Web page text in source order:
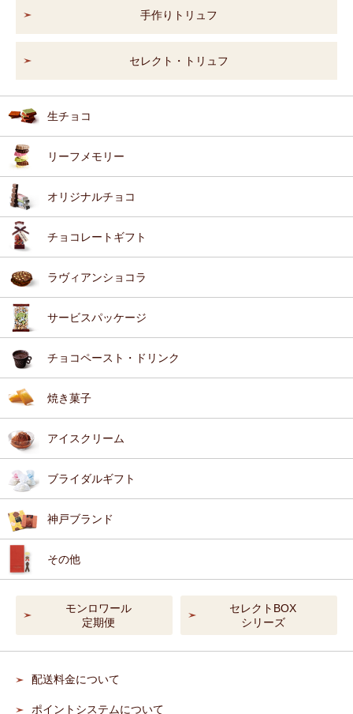
手作りトリュフ
セレクト・トリュフ
生チョコ
リーフメモリー
オリジナルチョコ
チョコレートギフト
ラヴィアンショコラ
サービスパッケージ
チョコペースト・ドリンク
焼き菓子
アイスクリーム
ブライダルギフト
神戸ブランド
その他
モンロワール
定期便
セレクトBOX
シリーズ
配送料金について
ポイントシステムについて